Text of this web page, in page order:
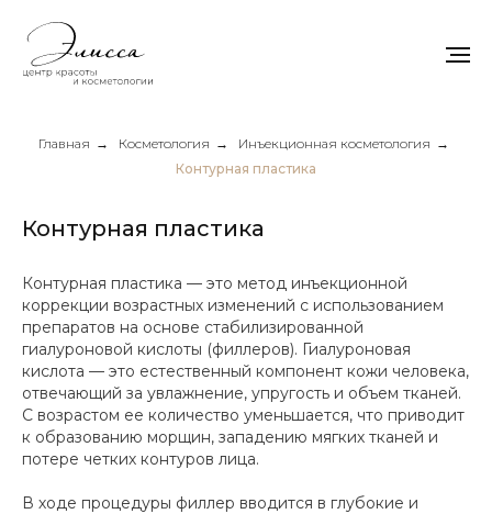
Главная → Косметология → Инъекционная косметология →
Контурная пластика
Контурная пластика
Контурная пластика — это метод инъекционной
коррекции возрастных изменений с использованием
препаратов на основе стабилизированной
гиалуроновой кислоты (филлеров). Гиалуроновая
кислота — это естественный компонент кожи человека,
отвечающий за увлажнение, упругость и объем тканей.
С возрастом ее количество уменьшается, что приводит
к образованию морщин, западению мягких тканей и
потере четких контуров лица.
В ходе процедуры филлер вводится в глубокие и